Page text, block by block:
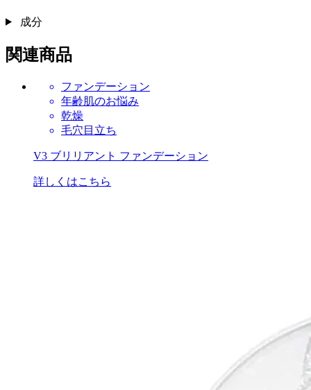
成分
関連商品
ファンデーション
年齢肌のお悩み
乾燥
毛穴目立ち
V3 ブリリアント ファンデーション
詳しくはこちら